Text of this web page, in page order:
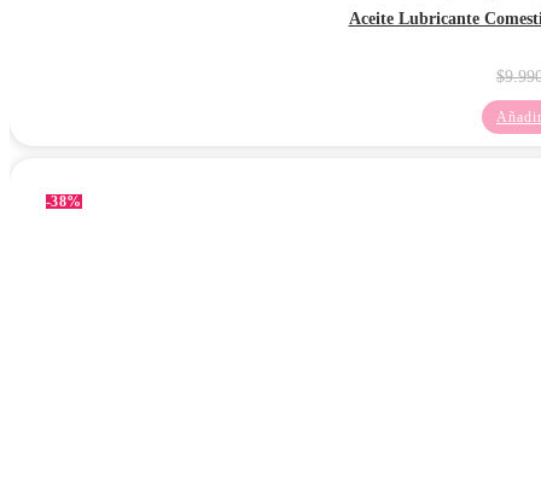
Aceite Lubricante
$
-38%